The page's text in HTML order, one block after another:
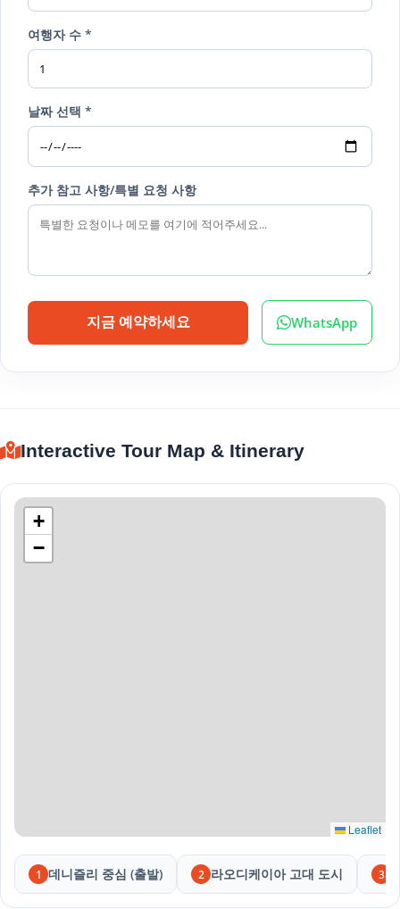
여행자 수 *
날짜 선택 *
추가 참고 사항/특별 요청 사항
지금 예약하세요 WhatsApp
Interactive Tour Map & Itinerary
+
−
Leaflet
1 데니즐리 중심 (출발) 2 라오디케이아 고대 도시 3